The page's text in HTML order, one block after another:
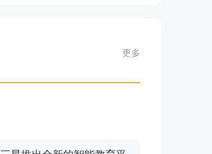
更多